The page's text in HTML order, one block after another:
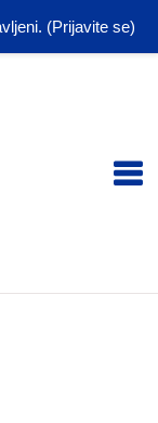
(Prijavite se)